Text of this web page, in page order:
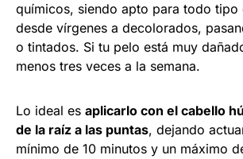
químicos, siendo apto para todo tipo
desde vírgenes a decolorados,
o tintados. Si tu pelo está muy
menos tres veces a la semana.
Lo ideal es aplicarlo con el cabello
de la raíz a las puntas, dejando
mínimo de 10 minutos y un máximo